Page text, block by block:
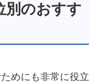
別のおすす
めにも非常に役立